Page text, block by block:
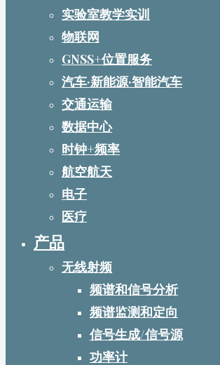
实验室教学实训
物联网
GNSS+位置服务
汽车·新能源·智能汽车
交通运输
数据中心
时钟+频率
航空航天
电子
医疗
产品
无线射频
频谱和信号分析
频谱监测和定向
信号生成/信号源
功率计